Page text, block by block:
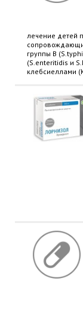
лечение детей
группы В
(S.enteritidis и
клебсиеллами